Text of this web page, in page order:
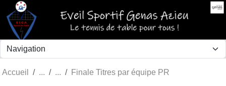
Accueil Finale Titres par équipe PR
Panneau de gestion des cookies